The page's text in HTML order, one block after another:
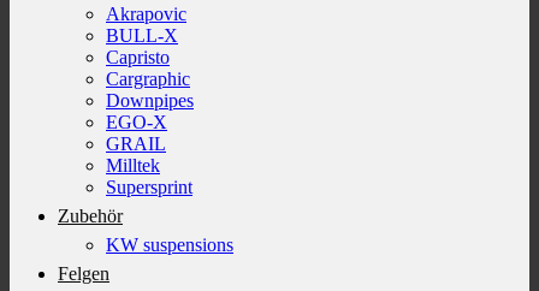
Akrapovic
BULL-X
Capristo
Cargraphic
Downpipes
EGO-X
GRAIL
Milltek
Supersprint
Zubehör
KW suspensions
Felgen